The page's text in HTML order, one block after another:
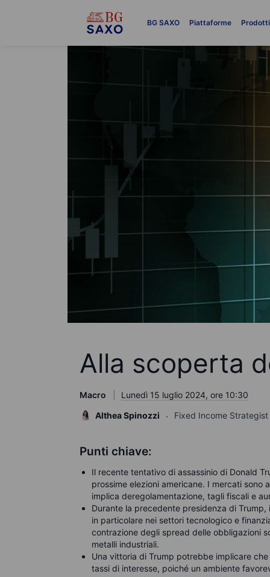
BG SAXO Piattaforme Prodotti
Alla scoperta
Macro
Lunedì 15 luglio 2024, ore 10:30
Althea Spinozzi
Fixed Income Strategist
Punti chiave:
Il recente tentativo di assassinio di Donald
prossime elezioni americane. I mercati
implica deregolamentazione, tagli fiscali e
Durante la precedente presidenza di
in particolare nei settori tecnologico e
contrazione degli spread delle obbligazioni
metalli industriali.
Una vittoria di Trump potrebbe implicare
tassi di interesse, poiché un ambiente